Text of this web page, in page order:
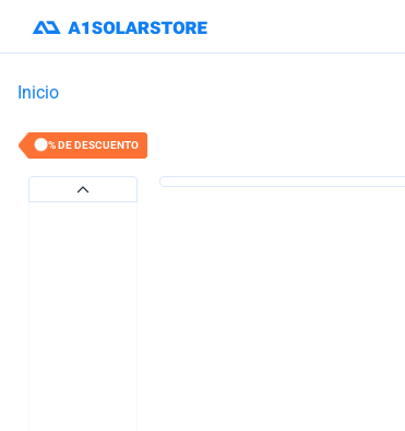
Inicio
7% DE DESCUENTO